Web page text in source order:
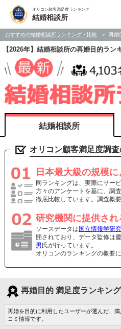
オリコン顧客満足度ランキング
結婚相談所
おすすめの結婚相談所ランキング・比較 再婚
【2026年】結婚相談所の再婚目的ラン
結婚相談所
オリコン顧客満足度調
日本最大級の規模
同ランキングは、実際にサー
方々のアンケートを基に、調
徹底比較しています。調査概
研究機関に提供さ
ソースデータは 国立情報学研
開されており、データ監修は
男 氏が行っています。
オリコンのランキングの概要
再婚目的 満足度ランキング
再婚を目的に利用したユーザーが選んだ、
コミ情報です。